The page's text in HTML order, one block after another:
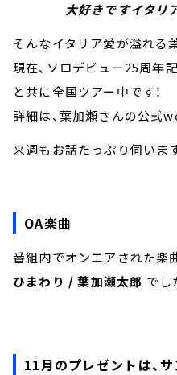
大好きですイタリア！
そんなイタリア愛が溢れる
現在、ソロデビュー25周年
と共に全国ツアー中です！
詳細は、葉加瀬さんの公式
来週もお話たっぷり伺いま
OA楽曲
番組内でオンエアされた楽
ひまわり / 葉加瀬太郎 でし
11月のプレゼントは、